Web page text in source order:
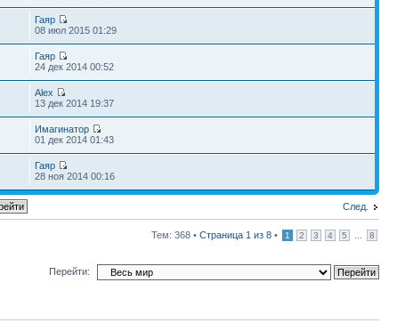
Гаяр
08 июл 2015 01:29
Гаяр
24 дек 2014 00:52
Alex
13 дек 2014 19:37
Имагинатор
01 дек 2014 01:43
Гаяр
28 ноя 2014 00:16
След.
Тем: 368 • Страница 1 из 8 • 1 2 3 4 5 8
Перейти: